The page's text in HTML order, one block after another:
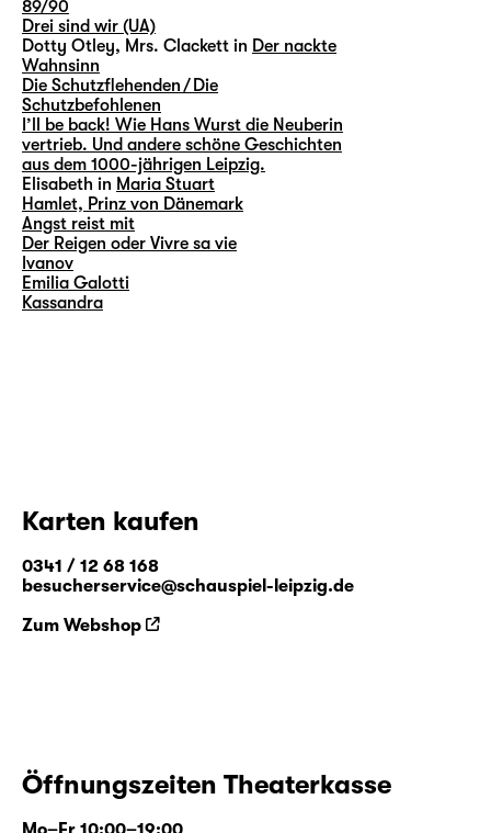
89/90
Drei sind wir (UA)
Dotty Otley, Mrs. Clackett in Der nackte
Wahnsinn
Die Schutzflehenden / Die
Schutzbefohlenen
I’ll be back! Wie Hans Wurst die Neuberin
vertrieb. Und andere schöne Geschichten
aus dem 1000-jährigen Leipzig.
Elisabeth in Maria Stuart
Hamlet, Prinz von Dänemark
Angst reist mit
Der Reigen oder Vivre sa vie
Ivanov
Emilia Galotti
Kassandra
Karten kaufen
0341 / 12 68 168
besucherservice@schauspiel-leipzig.de
Zum Webshop
Öffnungszeiten Theaterkasse